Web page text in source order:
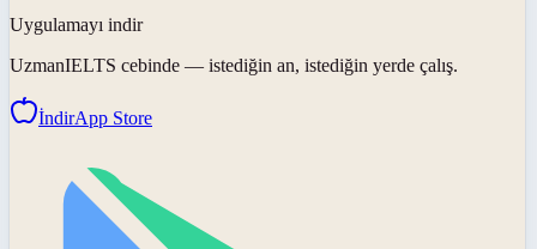
Uygulamayı indir
UzmanIELTS cebinde — istediğin an, istediğin yerde çalış.
İndirApp Store